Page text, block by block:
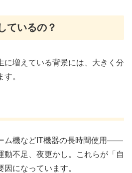
ているの？
に増えている背景には、大きく分
。
ム機などIT機器の長時間使用――
動不足、夜更かし。これらが「自
になっています。